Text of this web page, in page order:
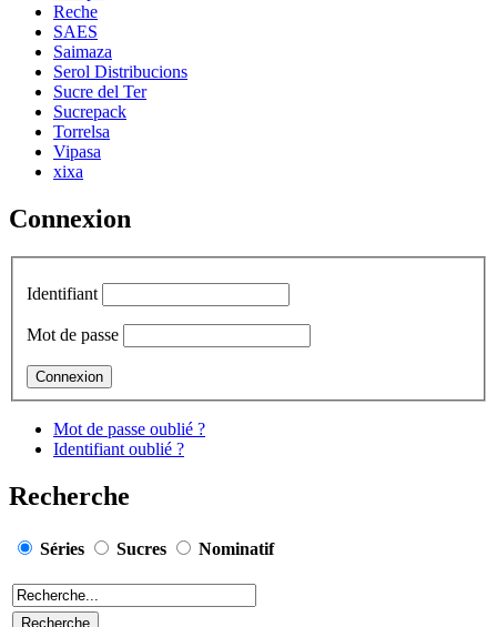
Reche
SAES
Saimaza
Serol Distribucions
Sucre del Ter
Sucrepack
Torrelsa
Vipasa
xixa
Connexion
Identifiant
Mot de passe
Mot de passe oublié ?
Identifiant oublié ?
Recherche
Séries Sucres Nominatif